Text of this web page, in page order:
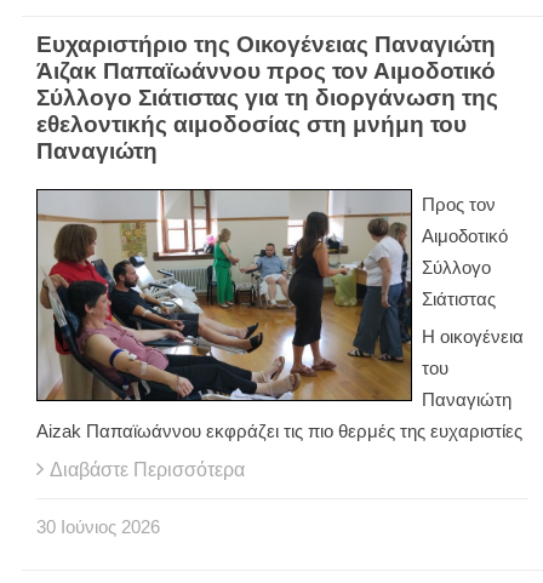
Ευχαριστήριο της Οικογένειας Παναγιώτη
Άιζακ Παπαϊωάννου προς τον Αιμοδοτικό
Σύλλογο Σιάτιστας για τη διοργάνωση της
εθελοντικής αιμοδοσίας στη μνήμη του
Παναγιώτη
Προς τον
Αιμοδοτικό
Σύλλογο
Σιάτιστας
Η οικογένεια
του
Παναγιώτη
Aizak Παπαϊωάννου εκφράζει τις πιο θερμές της ευχαριστίες
Διαβάστε Περισσότερα
30 Ιούνιος 2026